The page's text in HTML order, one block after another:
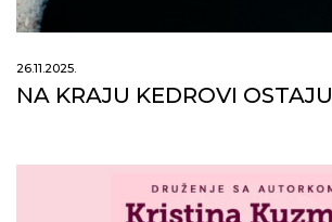
26.11.2025.
NA KRAJU KEDROVI OSTAJU